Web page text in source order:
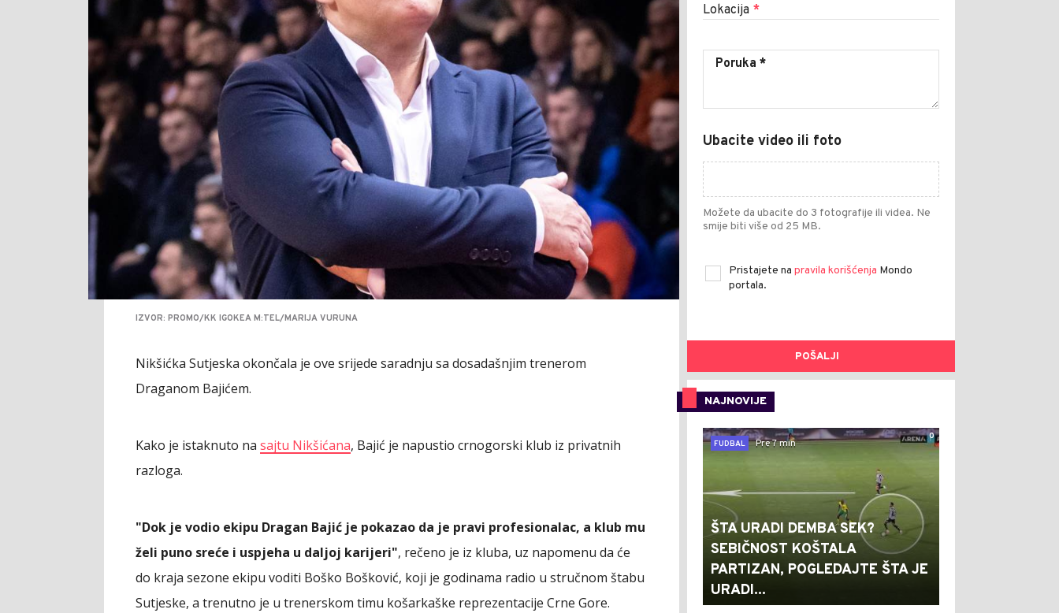
IZVOR: PROMO/KK IGOKEA M:TEL/MARIJA VURUNA
Nikšićka Sutjeska okončala je ove srijede saradnju sa dosadašnjim trenerom
Draganom Bajićem.
Kako je istaknuto na sajtu Nikšićana, Bajić je napustio crnogorski klub iz privatnih
razloga.
"Dok je vodio ekipu Dragan Bajić je pokazao da je pravi profesionalac, a klub mu
želi puno sreće i uspjeha u daljoj karijeri", rečeno je iz kluba, uz napomenu da će
do kraja sezone ekipu voditi Boško Bošković, koji je godinama radio u stručnom štabu
Sutjeske, a trenutno je u trenerskom timu košarkaške reprezentacije Crne Gore.
Lokacija *
Ubacite video ili foto
Možete da ubacite do 3 fotografije ili videa. Ne
smije biti više od 25 MB.
Pristajete na pravila korišćenja Mondo
portala.
POŠALJI
NAJNOVIJE
0
FUDBAL
Pre 7 min
ŠTA URADI DEMBA SEK?
SEBIČNOST KOŠTALA
PARTIZAN, POGLEDAJTE ŠTA JE
URADI...